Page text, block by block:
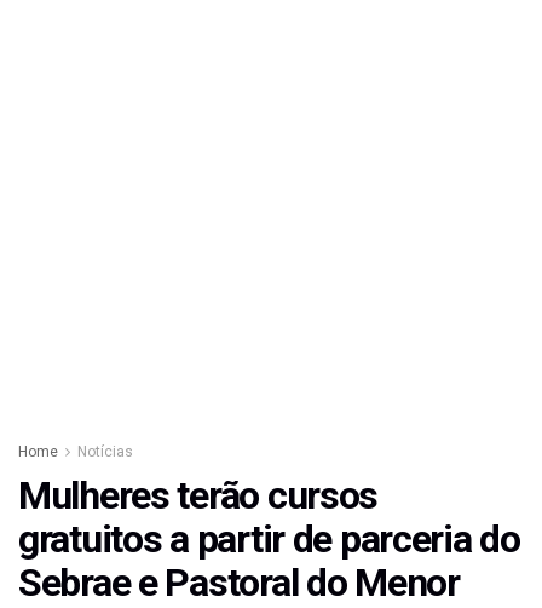
Home Notícias
Mulheres terão cursos
gratuitos a partir de parceria do
Sebrae e Pastoral do Menor